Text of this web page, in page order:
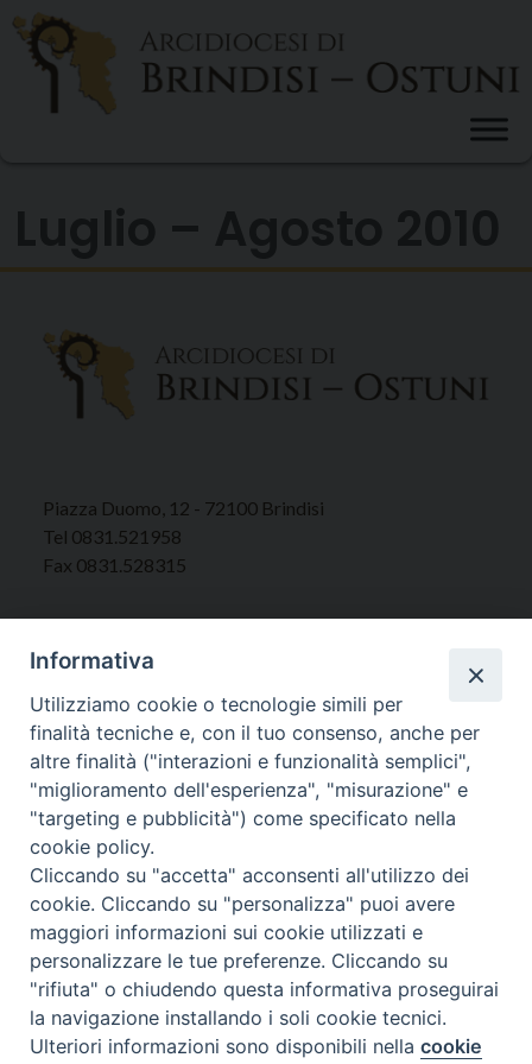
Skip
content
Piazza Duomo, 12 - 72100 Brindisi
Tel 0831.521958
Fax 0831.528315
Mar. / Mer. / Giov. ore 9 - 13
nei mesi estivi solo Martedì ore 9 - 13
WebMail
Copyright © Arcidiocesi di Brindisi – Ostuni
Preferenze Cookie
Informativa
Utilizziamo cookie o tecnologie simili per
finalità tecniche e, con il tuo consenso, anche per
altre finalità ("interazioni e funzionalità semplici",
"miglioramento dell'esperienza", "misurazione" e
"targeting e pubblicità") come specificato nella
cookie policy.
Cliccando su "accetta" acconsenti all'utilizzo dei
cookie. Cliccando su "personalizza" puoi avere
maggiori informazioni sui cookie utilizzati e
personalizzare le tue preferenze. Cliccando su
"rifiuta" o chiudendo questa informativa proseguirai
la navigazione installando i soli cookie tecnici.
Ulteriori informazioni sono disponibili nellacookie